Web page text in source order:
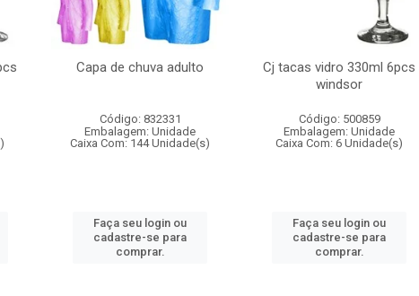
Capa de chuva adulto
Código: 832331
Embalagem: Unidade
Caixa Com: 144 Unidade(s)
Faça seu login ou
cadastre-se para
comprar.
Cj tacas vidro 330ml 6pcs
windsor
Código: 500859
Embalagem: Unidade
Caixa Com: 6 Unidade(s)
Faça seu login ou
cadastre-se para
comprar.